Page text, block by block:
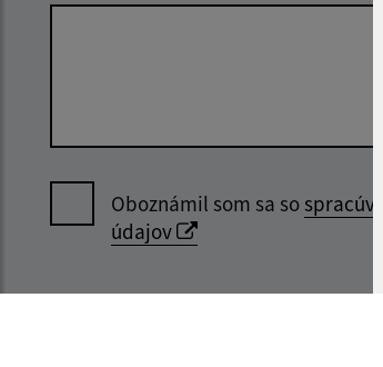
Oboznámil som sa so
údajov